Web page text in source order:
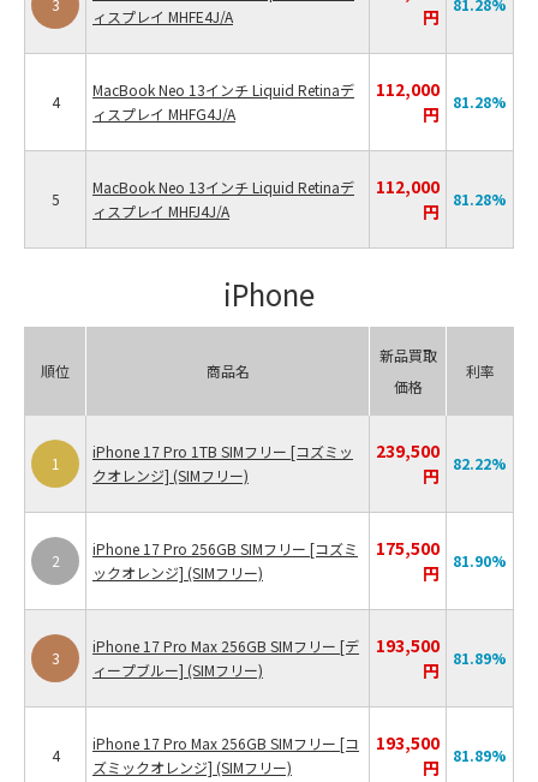
ィスプレイ MHFE4J/A
円
4
MacBook Neo 13インチ Liquid Retinaデ
ィスプレイ MHFG4J/A
112,000
円
81.28%
5
MacBook Neo 13インチ Liquid Retinaデ
ィスプレイ MHFJ4J/A
112,000
円
81.28%
iPhone
順位 商品名
新品買取
価格
利率
1
iPhone 17 Pro 1TB SIMフリー [コズミッ
クオレンジ] (SIMフリー)
239,500
円
82.22%
2
iPhone 17 Pro 256GB SIMフリー [コズミ
ックオレンジ] (SIMフリー)
175,500
円
81.90%
3
iPhone 17 Pro Max 256GB SIMフリー [デ
ィープブルー] (SIMフリー)
193,500
円
81.89%
4
iPhone 17 Pro Max 256GB SIMフリー [コ
ズミックオレンジ] (SIMフリー)
193,500
円
81.89%